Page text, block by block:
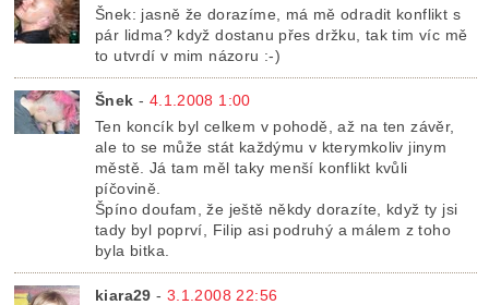
Šnek: jasně že dorazíme, má mě odradit konflikt s
pár lidma? když dostanu přes držku, tak tim víc mě
to utvrdí v mim názoru :-)
Šnek - 4.1.2008 1:00
Ten koncík byl celkem v pohodě, až na ten závěr,
ale to se může stát každýmu v kterymkoliv jinym
městě. Já tam měl taky menší konflikt kvůli
píčovině.
Špíno doufam, že ještě někdy dorazíte, když ty jsi
tady byl poprví, Filip asi podruhý a málem z toho
byla bitka.
kiara29 - 3.1.2008 22:56